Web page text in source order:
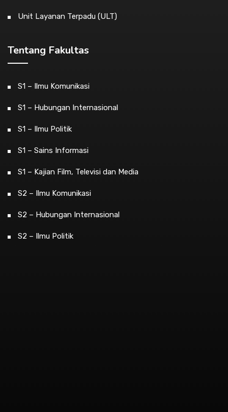
Unit Layanan Terpadu (ULT)
Tentang Fakultas
S1 – Ilmu Komunikasi
S1 – Hubungan Internasional
S1 – Ilmu Politik
S1 – Sains Informasi
S1 – Kajian Film, Televisi dan Media
S2 – Ilmu Komunikasi
S2 – Hubungan Internasional
S2 – Ilmu Politik